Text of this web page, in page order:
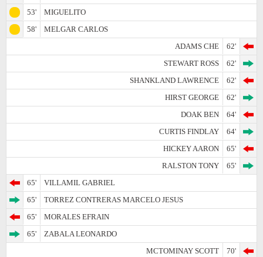
53'
MIGUELITO
58'
MELGAR CARLOS
ADAMS CHE
62'
STEWART ROSS
62'
SHANKLAND LAWRENCE
62'
HIRST GEORGE
62'
DOAK BEN
64'
CURTIS FINDLAY
64'
HICKEY AARON
65'
RALSTON TONY
65'
65'
VILLAMIL GABRIEL
65'
TORREZ CONTRERAS MARCELO JESUS
65'
MORALES EFRAIN
65'
ZABALA LEONARDO
MCTOMINAY SCOTT
70'